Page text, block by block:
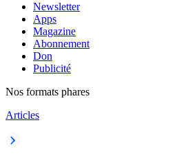
Newsletter
Apps
Magazine
Abonnement
Don
Publicité
Nos formats phares
Articles